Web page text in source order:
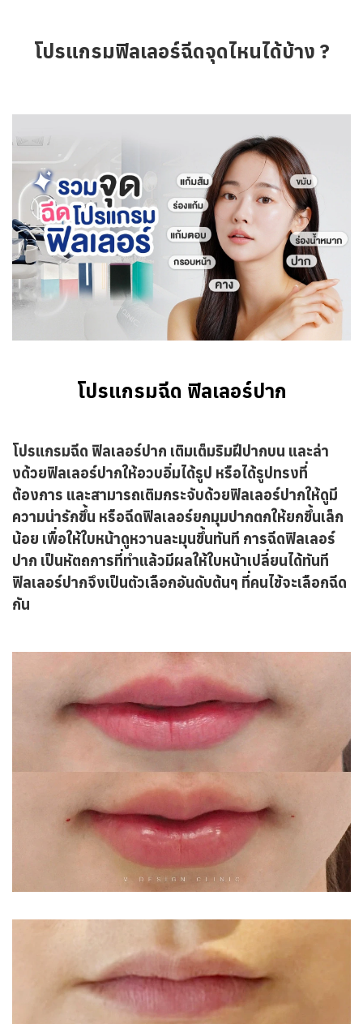
โปรแกรมฟิลเลอร์ฉีดจุดไหนได้บ้าง ?
โปรแกรมฉีด ฟิลเลอร์ปาก
โปรแกรมฉีด ฟิลเลอร์ปาก เติมเต็มริมฝีปากบน และล่า
งด้วยฟิลเลอร์ปากให้อวบอิ่มได้รูป หรือได้รูปทรงที่
ต้องการ และสามารถเติมกระจับด้วยฟิลเลอร์ปากให้ดูมี
ความน่ารักขึ้น หรือฉีดฟิลเลอร์ยกมุมปากตกให้ยกขึ้นเล็ก
น้อย เพื่อให้ใบหน้าดูหวานละมุนขึ้นทันที การฉีดฟิลเลอร์
ปาก เป็นหัตถการที่ทำแล้วมีผลให้ใบหน้าเปลี่ยนได้ทันที
ฟิลเลอร์ปากจึงเป็นตัวเลือกอันดับต้นๆ ที่คนไข้จะเลือกฉีด
กัน